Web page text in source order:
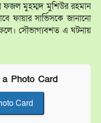
ফজল মুহম্মদ মুশিউর রহমান
ফায়ার সার্ভিসকে জানানো
সৌভাগ্যবশত এ ঘটনায়
Photo Card
Card